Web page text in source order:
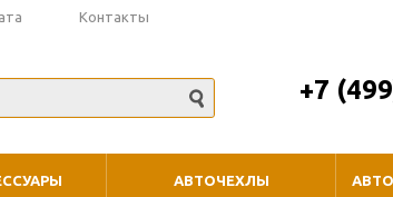
Контакты
+7
АВТОЧЕХЛЫ